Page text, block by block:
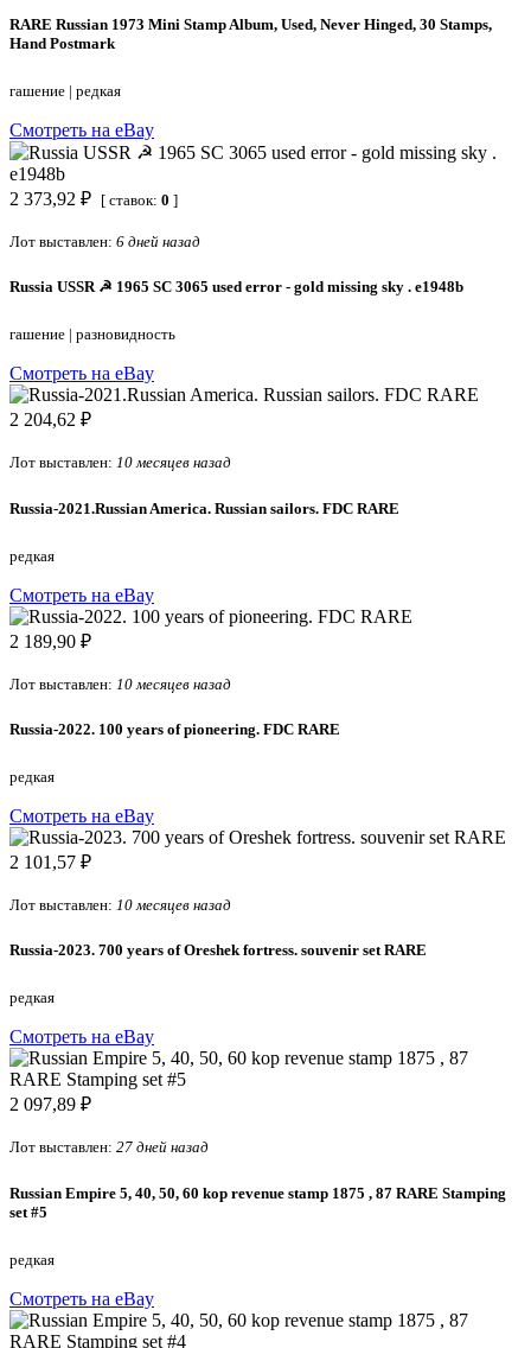
RARE Russian 1973 Mini Stamp Album, Used, Never Hinged, 30 Stamps,
Hand Postmark
гашение | редкая
Смотреть на eBay
2 373,92 ₽ [ ставок: 0 ]
Лот выставлен: 6 дней назад
Russia USSR ☭ 1965 SC 3065 used error - gold missing sky . e1948b
гашение | разновидность
Смотреть на eBay
2 204,62 ₽
Лот выставлен: 10 месяцев назад
Russia-2021.Russian America. Russian sailors. FDC RARE
редкая
Смотреть на eBay
2 189,90 ₽
Лот выставлен: 10 месяцев назад
Russia-2022. 100 years of pioneering. FDC RARE
редкая
Смотреть на eBay
2 101,57 ₽
Лот выставлен: 10 месяцев назад
Russia-2023. 700 years of Oreshek fortress. souvenir set RARE
редкая
Смотреть на eBay
2 097,89 ₽
Лот выставлен: 27 дней назад
Russian Empire 5, 40, 50, 60 kop revenue stamp 1875 , 87 RARE Stamping
set #5
редкая
Смотреть на eBay